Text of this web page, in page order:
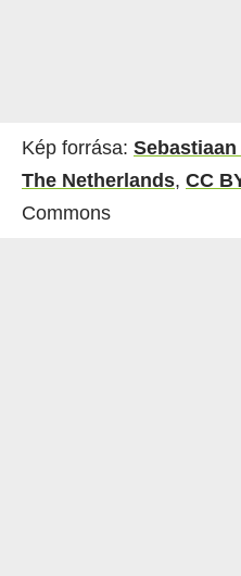
Kép forrása:
The Netherlands, CC
Commons